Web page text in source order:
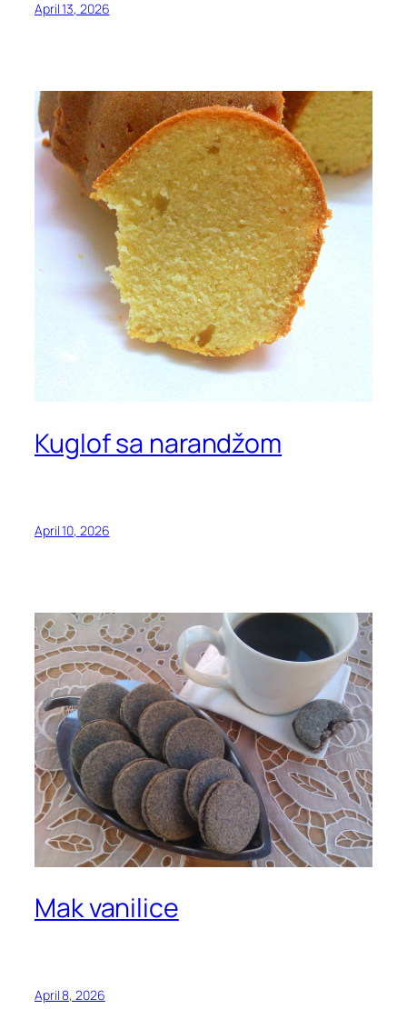
April 13, 2026
Kuglof sa narandžom
April 10, 2026
Mak vanilice
April 8, 2026